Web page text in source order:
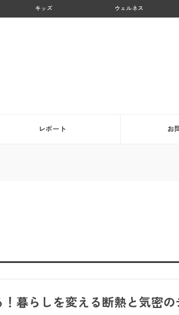
キッズ ウェルネス
レポート お
暮らしを変える断熱と気密の